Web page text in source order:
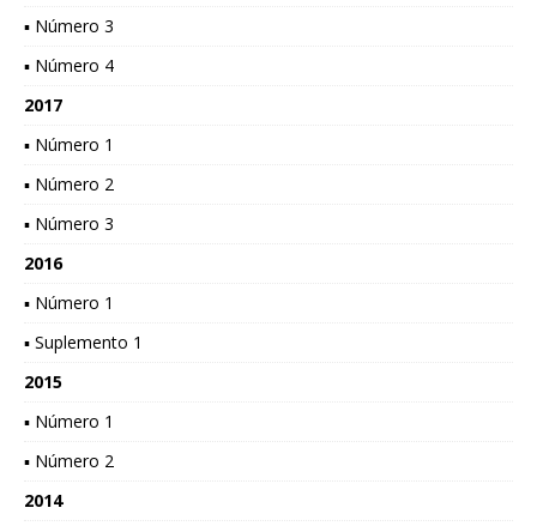
▪ Número 3
▪ Número 4
2017
▪ Número 1
▪ Número 2
▪ Número 3
2016
▪ Número 1
▪ Suplemento 1
2015
▪ Número 1
▪ Número 2
2014